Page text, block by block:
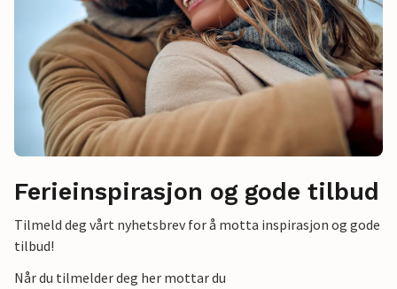
Ferieinspirasjon og gode tilbud
Tilmeld deg vårt nyhetsbrev for å motta inspirasjon og gode
tilbud!
Når du tilmelder deg her mottar du